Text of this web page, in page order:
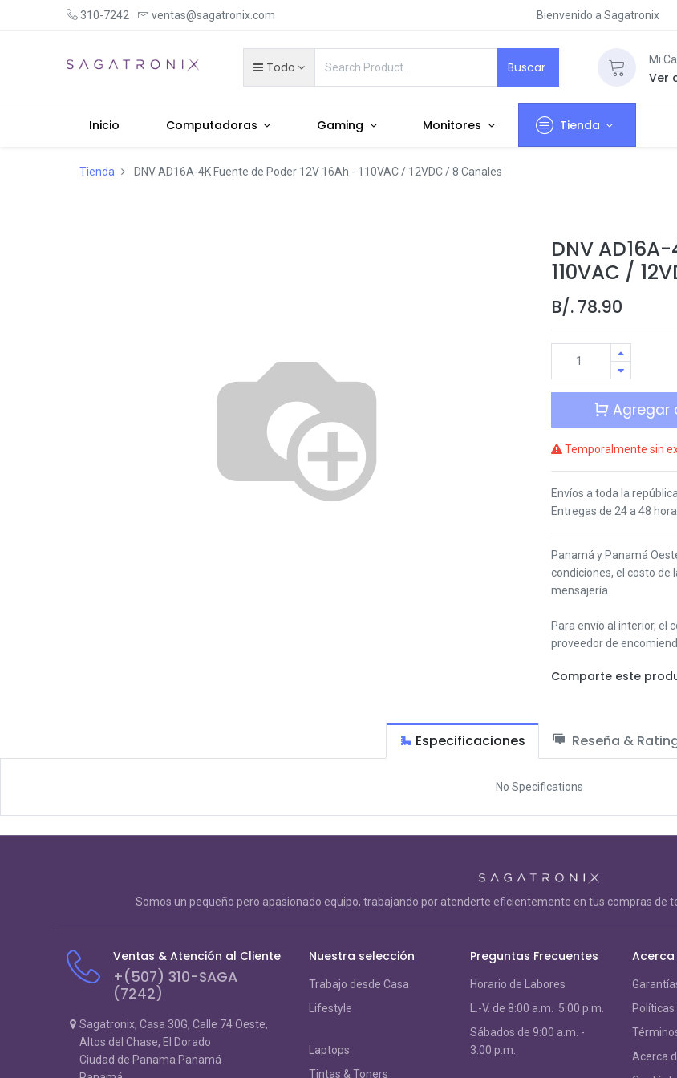
310-7242 ventas@sagatronix.com Bienvenido a Sagatronix
Todo Buscar Mi
Ver
Inicio Computadoras Gaming Monitores Tienda
Tienda DNV AD16A-4K Fuente de Poder 12V 16Ah - 110VAC / 12VDC / 8 Canales
DNV
110VAC /
B/. 78.90
Agregar
Temporalmente sin
Envíos a toda la
Entregas de 24 a 48
Panamá y Panamá
condiciones, el costo de
mensajería.
Para envío al interior, el
proveedor de
Comparte este
Especificaciones Reseña &
No Specifications
Somos un pequeño pero apasionado equipo, trabajando por atenderte eficientemente en tus compras de
Ventas & Atención al Cliente
+(507) 310-SAGA
(7242)
Sagatronix, Casa 30G, Calle 74 Oeste,
Altos del Chase, El Dorado
Ciudad de Panama Panamá
Nuestra selección
Trabajo desde Casa
Lifestyle
Laptops
Tintas & Toners
Preguntas Frecuentes
Horario de Labores
L.-V. de 8:00 a.m. 5:00 p.m.
Sábados de 9:00 a.m. -
3:00 p.m.
Acerca